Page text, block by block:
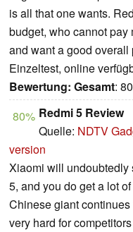
is all that one wants.
budget, who cannot
and want a good overall
Einzeltest, online
Bewertung: Gesamt:
80% Redmi 5 Review
Quelle: NDTV
version
Xiaomi will undoubtedly
5, and you do get a lot
Chinese giant
very hard for